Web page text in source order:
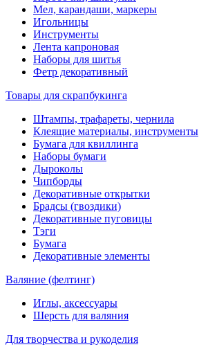
Мел, карандаши, маркеры
Игольницы
Инструменты
Лента капроновая
Наборы для шитья
Фетр декоративный
Товары для скрапбукинга
Штампы, трафареты, чернила
Клеящие материалы, инструменты
Бумага для квиллинга
Наборы бумаги
Дыроколы
Чипборды
Декоративные открытки
Брадсы (гвоздики)
Декоративные пуговицы
Тэги
Бумага
Декоративные элементы
Валяние (фелтинг)
Иглы, аксессуары
Шерсть для валяния
Для творчества и рукоделия